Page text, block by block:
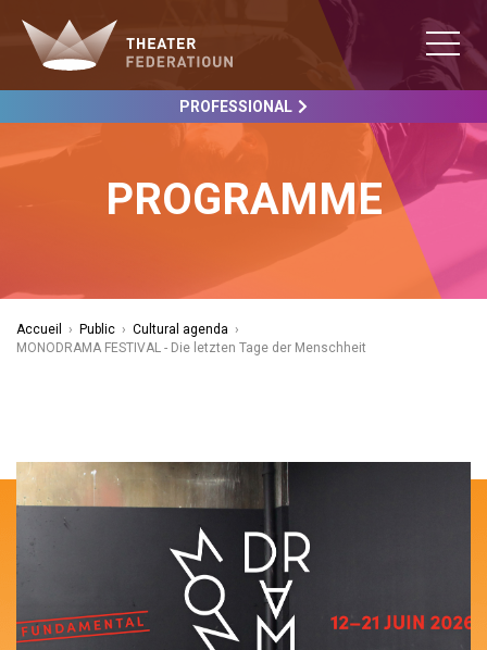
PROFESSIONAL
PROGRAMME
Accueil › Public › Cultural agenda ›
MONODRAMA FESTIVAL - Die letzten Tage der Menschheit